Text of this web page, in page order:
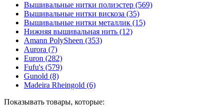
Вышивальные нитки полиэстер (569)
Вышивальные нитки вискоза (35)
Вышивальные нитки металлик (15)
Нижняя вышивальная нить (12)
Amann PolySheen (353)
Aurora (7)
Euron (282)
Fufu's (579)
Gunold (8)
Madeira Rheingold (6)
Показывать товары, которые: